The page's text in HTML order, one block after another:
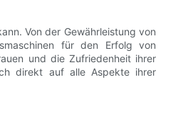
Von der Gewährleistung von
für den Erfolg von
und die Zufriedenheit ihrer
direkt auf alle Aspekte ihrer